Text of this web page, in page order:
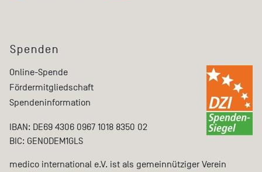
Spenden
Online-Spende
Fördermitgliedschaft
Spendeninformation
IBAN: DE69 4306 0967 1018 8350 02
BIC: GENODEM1GLS
medico international e.V. ist als gemeinnütziger Verein